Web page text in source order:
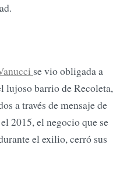
se vio obligada a
lujoso barrio de Recoleta,
a través de mensaje de
2015, el negocio que se
el exilio, cerró sus